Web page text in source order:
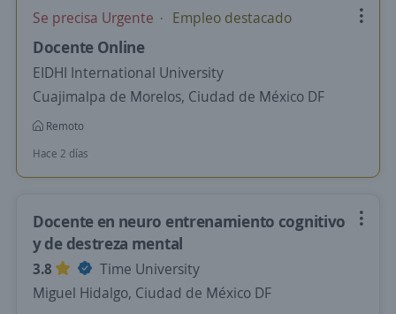
Se precisa Urgente Empleo destacado
Docente Online
EIDHI International University
Cuajimalpa de Morelos, Ciudad de México DF
Remoto
Hace 2 días
Docente en neuro entrenamiento cognitivo
y de destreza mental
3.8
Time University
Miguel Hidalgo, Ciudad de México DF